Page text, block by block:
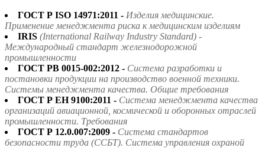
ГОСТ Р ISO 14971:2011 - Изделия медицинские.
Применение менеджмента риска к медицинским изделиям
IRIS (International Railway Industry Standard) -
Международный стандарт железнодорожной
промышленности
ГОСТ РВ 0015-002:2012 - Система разработки и
постановки продукции на производство военной техники.
Системы менеджмента качества. Общие требования
ГОСТ Р ЕН 9100:2011 - Система менеджмента качества
организаций авиационной, космической и оборонных отраслей
промышленности. Требования
ГОСТ Р 12.0.007:2009 - Система стандартов
безопасности труда (ССБТ). Система управления охраной